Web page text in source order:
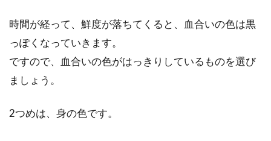
大根を、...
時間が経って、鮮度が落ちてくると、血合いの色は黒
っぽくなっていきます。
ですので、血合いの色がはっきりしているものを選び
ましょう。
2つめは、身の色です。